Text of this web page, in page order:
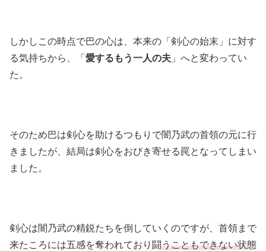
しかしこの時点で巴の心は、本来の「剣心の始末」に対す
る気持ちから、「 愛するもう一人の夫 」へと変わってい
た。
そのため巴は剣心を助けるつもりで闇乃武の首領の元に行
きましたが、結局は剣心をおびき寄せる罠となってしまい
ました。
剣心は闇乃武の精鋭たちを倒していくのですが、首領まで
来たころには五感を奪われており 闘うこともできない状態